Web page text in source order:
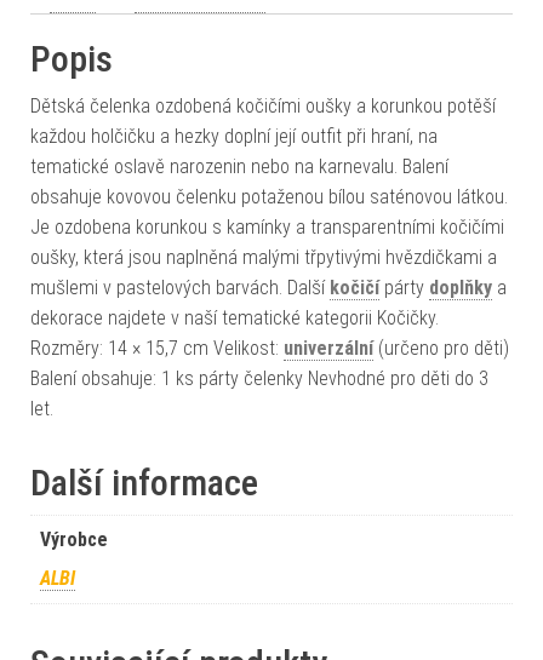
Popis
Dětská čelenka ozdobená kočičími oušky a korunkou potěší
každou holčičku a hezky doplní její outfit při hraní, na
tematické oslavě narozenin nebo na karnevalu. Balení
obsahuje kovovou čelenku potaženou bílou saténovou látkou.
Je ozdobena korunkou s kamínky a transparentními kočičími
oušky, která jsou naplněná malými třpytivými hvězdičkami a
mušlemi v pastelových barvách. Další kočičípárty doplňky a
dekorace najdete v naší tematické kategorii Kočičky.
Rozměry: 14 × 15,7 cm Velikost: univerzální(určeno pro děti)
Balení obsahuje: 1 ks párty čelenky Nevhodné pro děti do 3
let.
Další informace
Výrobce
ALBI